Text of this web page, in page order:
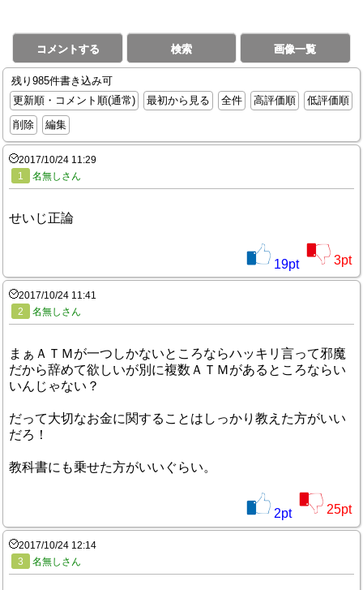
コメントする 検索 画像一覧
残り985件書き込み可
更新順・コメント順(通常)
最初から見る 全件 高評価順
低評価順
削除
編集
2017/10/24 11:29
1
名無しさん
せいじ正論
19pt 3pt
2017/10/24 11:41
2
名無しさん
まぁＡＴＭが一つしかないところならハッキリ言って邪魔
だから辞めて欲しいが別に複数ＡＴＭがあるところならい
いんじゃない？
だって大切なお金に関することはしっかり教えた方がいい
だろ！
教科書にも乗せた方がいいぐらい。
2pt 25pt
2017/10/24 12:14
3
名無しさん